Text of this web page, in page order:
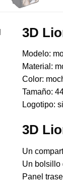
3D
Modelo:
Material:
Color:
Tamaño:
Logotipo:
3D
Un
Un bolsillo
Panel